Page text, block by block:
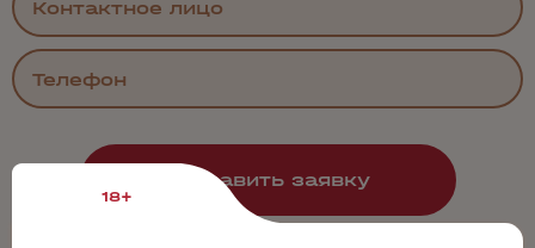
18+